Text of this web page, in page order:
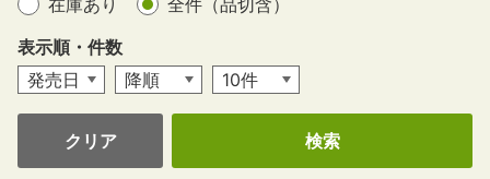
在庫あり
全件（品切含）
表示順・件数
クリア